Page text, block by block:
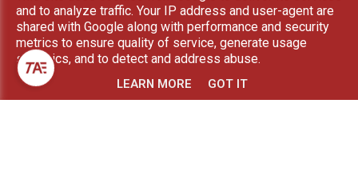
and to analyze traffic. Your IP address and user-agent are
shared with Google along with performance and security
metrics to ensure quality of service, generate usage
statistics, and to detect and address abuse.
LEARN MORE GOT IT